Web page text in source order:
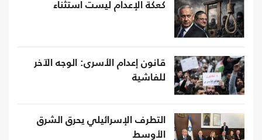
كعكة الإعدام ليست استثناء
قانون إعدام الأسرى: الوجه الآخر
للفاشية
التطرف الإسرائيلي يحرق الشرق
الأوسط